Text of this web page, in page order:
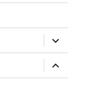
하
위
메
뉴
확
장
하
위
메